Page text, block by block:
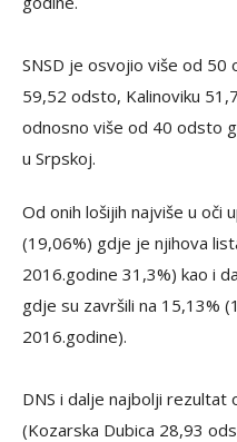
SNSD je osvojio više od
59,52 odsto, Kalinoviku
odnosno više od 40 odsto
u Srpskoj.
Od onih lošijih najviše u oči
(19,06%) gdje je njihova
2016.godine 31,3%) kao i
gdje su završili na 15,13%
2016.godine).
DNS i dalje najbolji
(Kozarska Dubica 28,93